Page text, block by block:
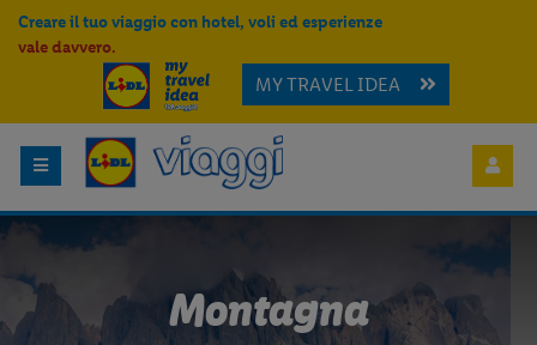
Creare il tuo viaggio con hotel, voli ed esperienze
vale davvero.
MY TRAVEL IDEA
Montagna